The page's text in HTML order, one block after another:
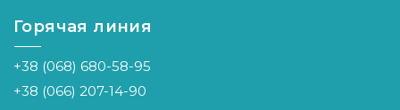
Размер
40 x 27
Канва
Aida 16
Зашивка
полная
Горячая линия
+38 (068) 680-58-95
+38 (066) 207-14-90